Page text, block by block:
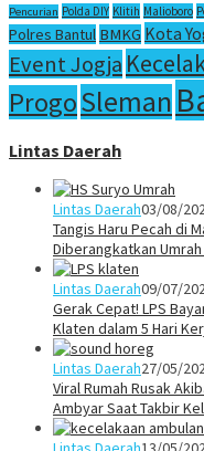
Pencurian Polda DIY Klitih Malioboro
Polres Bantul BMKG Kota
Event Jogja
ProgoSleman
Lintas Daerah
Lintas Daerah03/08/
Tangis Haru Pecah di
Diberangkatkan
Lintas Daerah09/07/
Gerak Cepat! LPS
Klaten dalam 5 Hari
Lintas Daerah27/05/
Viral Rumah Rusak
Ambyar Saat Takbir